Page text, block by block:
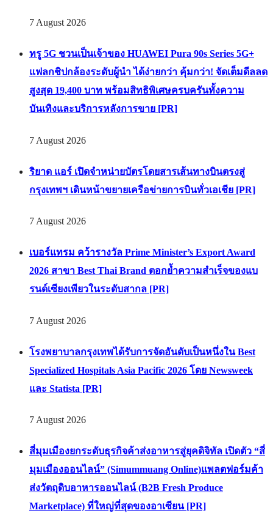
7 August 2026
ทรู 5G ชวนเป็นเจ้าของ HUAWEI Pura 90s Series 5G+
แฟลกชิปกล้องระดับผู้นำ ได้ง่ายกว่า คุ้มกว่า! จัดเต็มดีลลด
สูงสุด 19,400 บาท พร้อมสิทธิพิเศษครบครันทั้งความ
บันเทิงและบริการหลังการขาย [PR]
7 August 2026
ริยาด แอร์ เปิดจำหน่ายบัตรโดยสารเส้นทางบินตรงสู่
กรุงเทพฯ เดินหน้าขยายเครือข่ายการบินทั่วเอเชีย [PR]
7 August 2026
เบอร์แทรม คว้ารางวัล Prime Minister’s Export Award
2026 สาขา Best Thai Brand ตอกย้ำความสำเร็จของแบ
รนด์เซียงเพียวในระดับสากล [PR]
7 August 2026
โรงพยาบาลกรุงเทพได้รับการจัดอันดับเป็นหนึ่งใน Best
Specialized Hospitals Asia Pacific 2026 โดย Newsweek
และ Statista [PR]
7 August 2026
สี่มุมเมืองยกระดับธุรกิจค้าส่งอาหารสู่ยุคดิจิทัล เปิดตัว “สี่
มุมเมืองออนไลน์” (Simummuang Online)แพลตฟอร์มค้า
ส่งวัตถุดิบอาหารออนไลน์ (B2B Fresh Produce
Marketplace) ที่ใหญ่ที่สุดของอาเซียน [PR]